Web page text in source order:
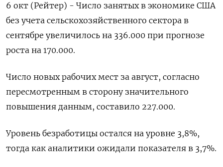
6 окт (Рейтер) - Число занятых в экономике США
без учета сельскохозяйственного сектора в
сентябре увеличилось на 336.000 при прогнозе
роста на 170.000.
Число новых рабочих мест за август, согласно
пересмотренным в сторону значительного
повышения данным, составило 227.000.
Уровень безработицы остался на уровне 3,8%,
тогда как аналитики ожидали показателя в 3,7%.